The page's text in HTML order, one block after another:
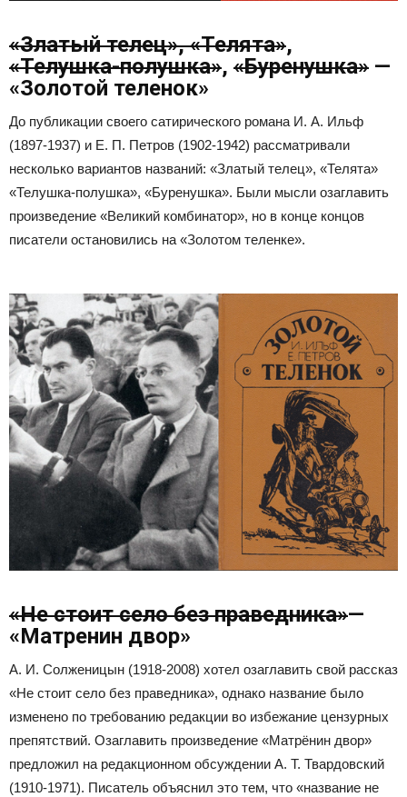
«Златый телец», «Телята»,
«Телушка-полушка», «Буренушка» —
«Золотой теленок»
До публикации своего сатирического романа И. А. Ильф
(1897-1937) и Е. П. Петров (1902-1942) рассматривали
несколько вариантов названий: «Златый телец», «Телята»
«Телушка-полушка», «Буренушка». Были мысли озаглавить
произведение «Великий комбинатор», но в конце концов
писатели остановились на «Золотом теленке».
«Не стоит село без праведника»—
«Матренин двор»
А. И. Солженицын (1918-2008) хотел озаглавить свой рассказ
«Не стоит село без праведника», однако название было
изменено по требованию редакции во избежание цензурных
препятствий. Озаглавить произведение «Матрёнин двор»
предложил на редакционном обсуждении А. Т. Твардовский
(1910-1971). Писатель объяснил это тем, что «название не